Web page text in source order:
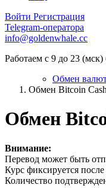
Войти Регистрация
Telegram-оператора
info@goldenwhale.cc
Работаем с 9 до 23
Обмен
Обмен Bitcoin
Обмен
Внимание:
Перевод может быть
Курс фиксируется
Количество